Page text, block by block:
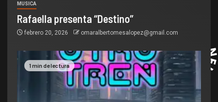
MUSICA
Rafaella presenta “Destino”
febrero 20, 2026 omaralbertomesalopez@gmail.com
1 min de lectura